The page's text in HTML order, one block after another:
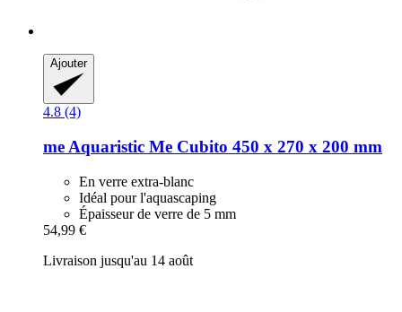
Ajouter
4.8 (4)
me Aquaristic Me Cubito 450 x 270 x 200 mm
En verre extra-blanc
Idéal pour l'aquascaping
Épaisseur de verre de 5 mm
54,99 €
Livraison jusqu'au 14 août